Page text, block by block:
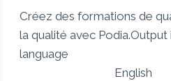
Créez des formations de
la qualité avec
language